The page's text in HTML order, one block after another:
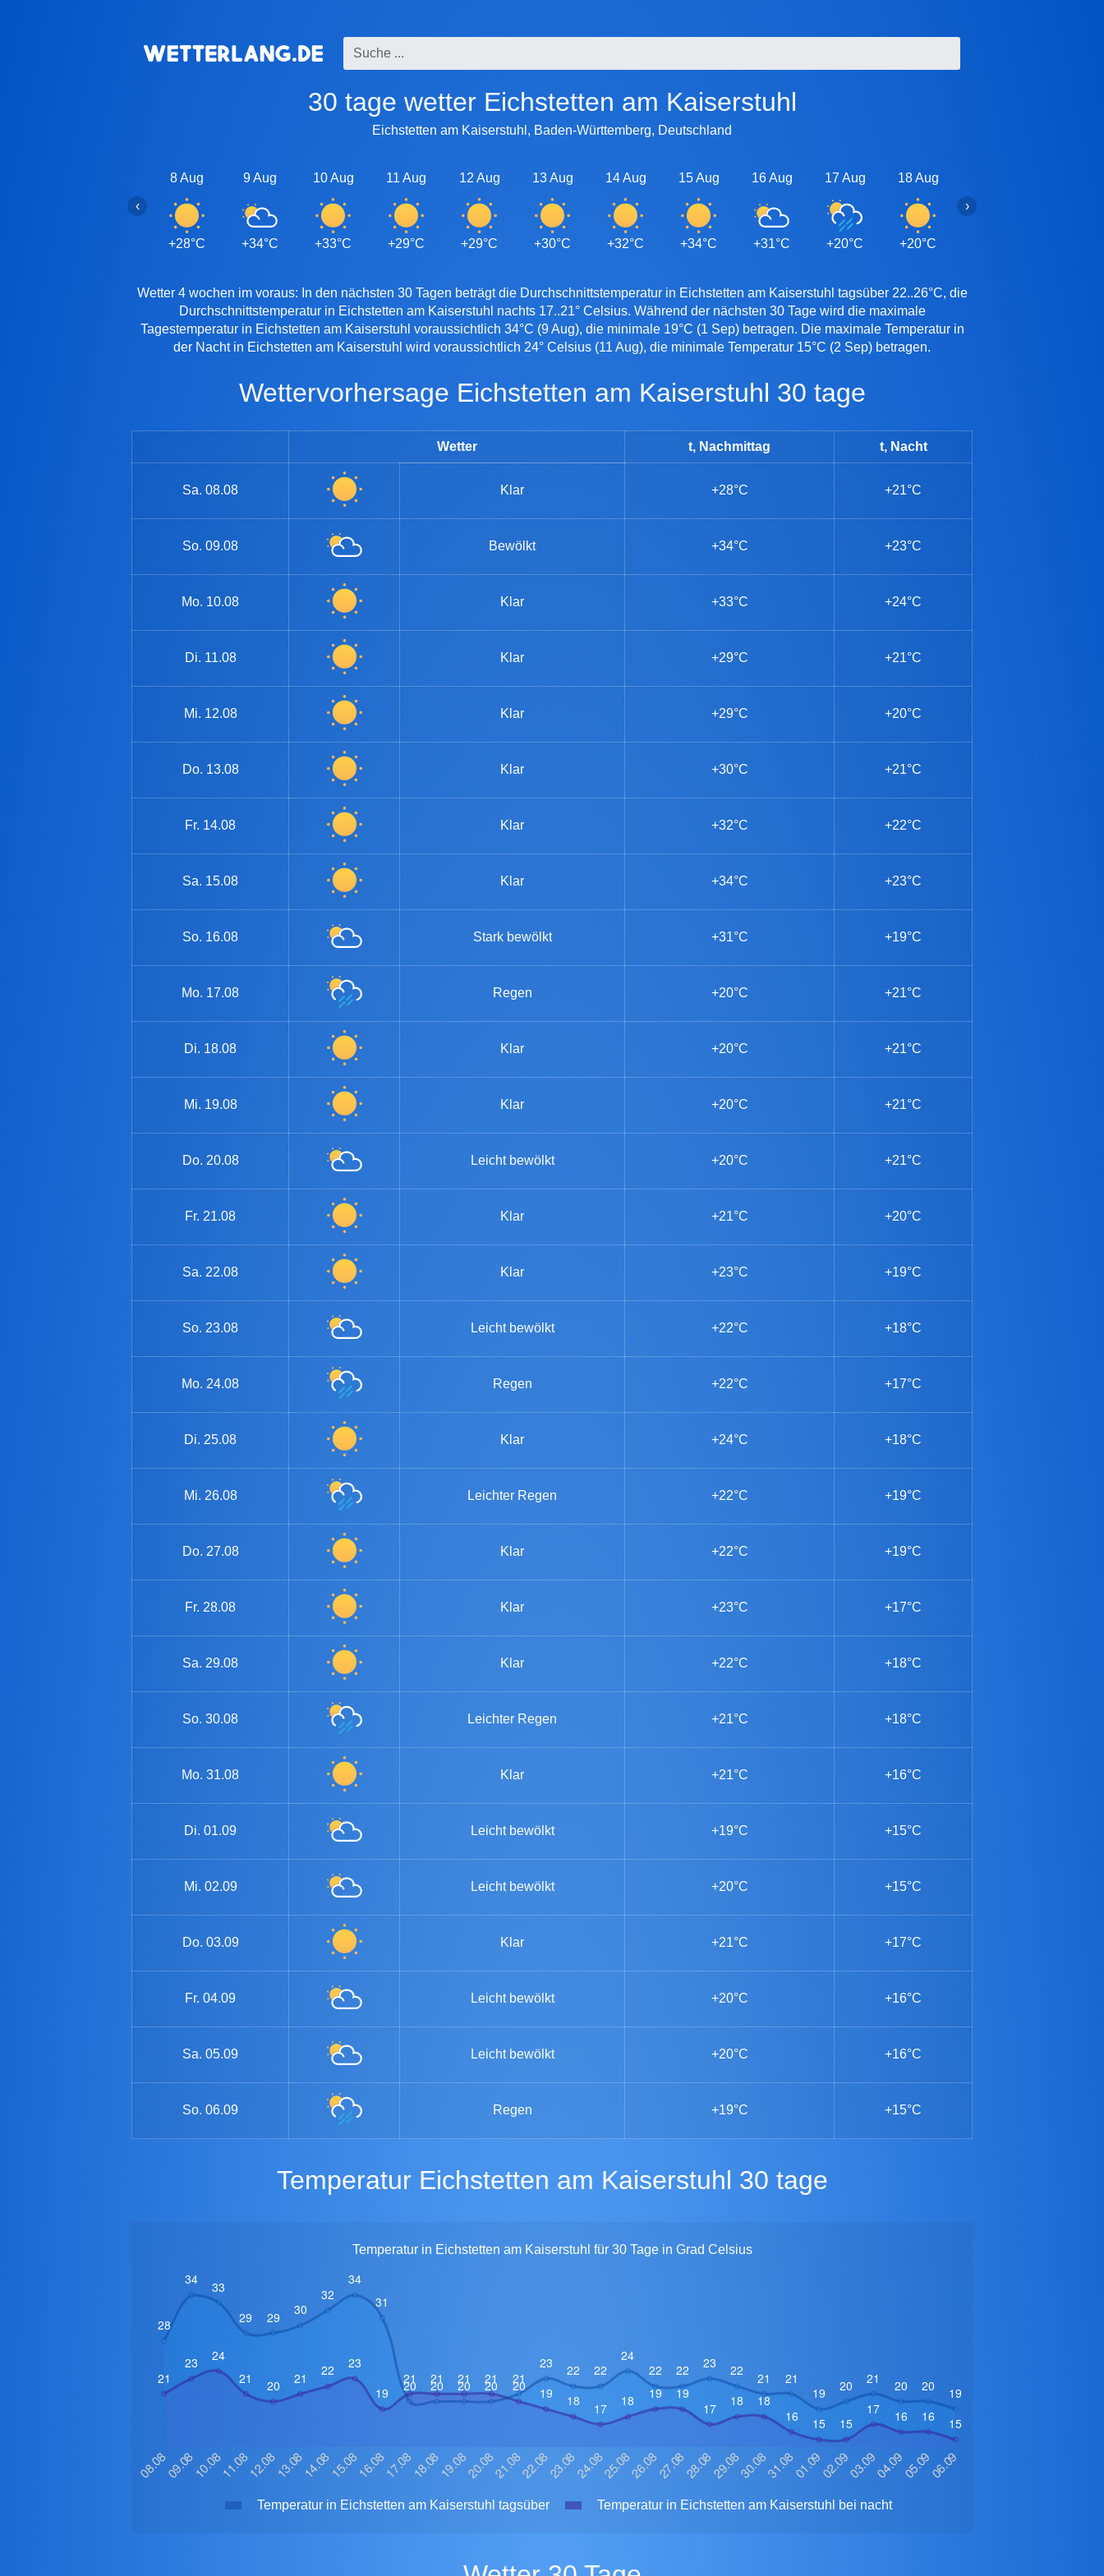
30 tage wetter Eichstetten am Kaiserstuhl
Eichstetten am Kaiserstuhl, Baden-Württemberg, Deutschland
8 Aug
+28°C
9 Aug
+34°C
10 Aug
+33°C
11 Aug
+29°C
12 Aug
+29°C
13 Aug
+30°C
14 Aug
+32°C
15 Aug
+34°C
16 Aug
+31°C
17 Aug
+20°C
18 Aug
+20°C
‹ ›
Wetter 4 wochen im voraus: In den nächsten 30 Tagen beträgt die Durchschnittstemperatur in Eichstetten am Kaiserstuhl tagsüber 22..26°C, die
Durchschnittstemperatur in Eichstetten am Kaiserstuhl nachts 17..21° Celsius. Während der nächsten 30 Tage wird die maximale
Tagestemperatur in Eichstetten am Kaiserstuhl voraussichtlich 34°C (9 Aug), die minimale 19°C (1 Sep) betragen. Die maximale Temperatur in
der Nacht in Eichstetten am Kaiserstuhl wird voraussichtlich 24° Celsius (11 Aug), die minimale Temperatur 15°C (2 Sep) betragen.
Wettervorhersage Eichstetten am Kaiserstuhl 30 tage
Wetter t, Nachmittag t, Nacht
Sa. 08.08 Klar +28°C +21°C
So. 09.08 Bewölkt +34°C +23°C
Mo. 10.08 Klar +33°C +24°C
Di. 11.08 Klar +29°C +21°C
Mi. 12.08 Klar +29°C +20°C
Do. 13.08 Klar +30°C +21°C
Fr. 14.08 Klar +32°C +22°C
Sa. 15.08 Klar +34°C +23°C
So. 16.08 Stark bewölkt +31°C +19°C
Mo. 17.08 Regen +20°C +21°C
Di. 18.08 Klar +20°C +21°C
Mi. 19.08 Klar +20°C +21°C
Do. 20.08 Leicht bewölkt +20°C +21°C
Fr. 21.08 Klar +21°C +20°C
Sa. 22.08 Klar +23°C +19°C
So. 23.08 Leicht bewölkt +22°C +18°C
Mo. 24.08 Regen +22°C +17°C
Di. 25.08 Klar +24°C +18°C
Mi. 26.08 Leichter Regen +22°C +19°C
Do. 27.08 Klar +22°C +19°C
Fr. 28.08 Klar +23°C +17°C
Sa. 29.08 Klar +22°C +18°C
So. 30.08 Leichter Regen +21°C +18°C
Mo. 31.08 Klar +21°C +16°C
Di. 01.09 Leicht bewölkt +19°C +15°C
Mi. 02.09 Leicht bewölkt +20°C +15°C
Do. 03.09 Klar +21°C +17°C
Fr. 04.09 Leicht bewölkt +20°C +16°C
Sa. 05.09 Leicht bewölkt +20°C +16°C
So. 06.09 Regen +19°C +15°C
Temperatur Eichstetten am Kaiserstuhl 30 tage
Temperatur in Eichstetten am Kaiserstuhl für 30 Tage in Grad Celsius
Temperatur in Eichstetten am Kaiserstuhl tagsüber Temperatur in Eichstetten am Kaiserstuhl bei nacht